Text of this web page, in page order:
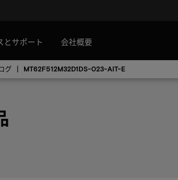
とサポート 会社概要
グ MT62F512M32D1DS-023-AIT-E